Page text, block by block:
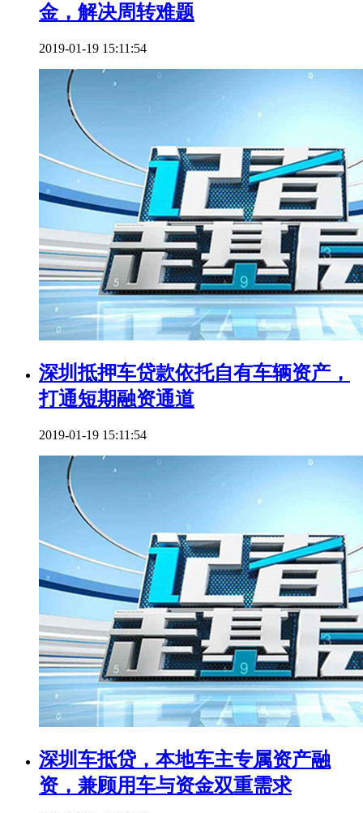
金，解决周转难题
2019-01-19 15:11:54
深圳抵押车贷款依托自有车辆资产，
打通短期融资通道
2019-01-19 15:11:54
深圳车抵贷，本地车主专属资产融
资，兼顾用车与资金双重需求